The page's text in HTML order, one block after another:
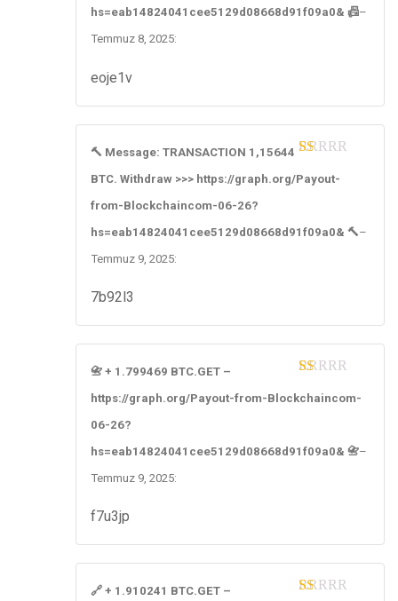
5
hs=eab14824041cee5129d08668d91f09a0& 📠–
Temmuz 8, 2025:
eoje1v
ou
5
🔨 Message: TRANSACTION 1,15644
BTC. Withdraw >>> https://graph.org/Payout-
from-Blockchaincom-06-26?
hs=eab14824041cee5129d08668d91f09a0& 🔨–
Temmuz 9, 2025:
7b92l3
ou
5
📇 + 1.799469 BTC.GET –
https://graph.org/Payout-from-Blockchaincom-
06-26?
hs=eab14824041cee5129d08668d91f09a0& 📇–
Temmuz 9, 2025:
f7u3jp
🔗 + 1.910241 BTC.GET –